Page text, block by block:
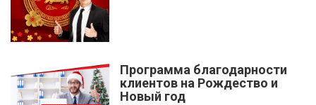
Программа благодарности
клиентов на Рождество и
Новый год